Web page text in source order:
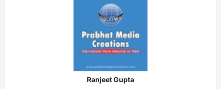
Ranjeet Gupta